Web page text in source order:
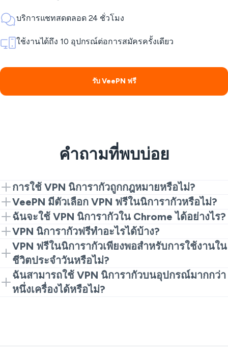
บริการแชทสดตลอด 24 ชั่วโมง
ใช้งานได้ถึง 10 อุปกรณ์ต่อการสมัครครั้งเดียว
รับ VeePN ฟรี
คำถามที่พบบ่อย
การใช้ VPN นิการากัวถูกกฎหมายหรือไม่?
ในกรณีส่วนใหญ่ ใช่ VPN นิการากัวใช้สำหรับความเป็น
ส่วนตัวพื้นฐานถือว่าไม่ผิดกฎหมาย หากคุณไม่ได้ฝ่าฝืน
นโยบายท้องถิ่น
VeePN มีตัวเลือก VPN ฟรีในนิการากัวหรือไม่?
ใช่ คุณสามารถเริ่มใช้ VPN ฟรีในนิการากัวซึ่งให้บริการ
ผ่านส่วนขยาย Chrome สำหรับการท่องเว็บที่รวดเร็วและ
มีน้ำหนักเบา
ฉันจะใช้ VPN นิการากัวใน Chrome ได้อย่างไร?
ติดตั้งส่วนขยาย แตะที่เชื่อมต่อ และคุณก็ถูกปกคลุม นี่เป็น
วิธีที่ง่ายที่สุดในการใช้ VPN นิการากัวให้รวดเร็ว
VPN นิการากัวฟรีทำอะไรได้บ้าง?
การตั้งค่า VPN นิการากัวจะเข้ารหัสการรับส่งข้อมูลของ
คุณในเบราว์เซอร์ ซึ่งจะมีประโยชน์ใน Wi-Fi สาธารณะ
และช่วยทำให้การท่องเว็บของคุณเป็นความลับมากขึ้น
VPN ฟรีในนิการากัวเพียงพอสำหรับการใช้งานใน
ชีวิตประจำวันหรือไม่?
สำหรับการท่องเว็บพื้นฐาน ใช่ หากคุณต้องการความเร็ว
ที่สูงขึ้นและฟีเจอร์มากขึ้น แอปเต็มรูปแบบมักจะรู้สึกดี
ฉันสามารถใช้ VPN นิการากัวบนอุปกรณ์มากกว่า
หนึ่งเครื่องได้หรือไม่?